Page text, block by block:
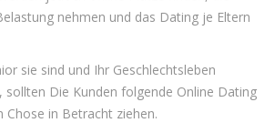
nehmen und das Dating je Eltern
sie sind und Ihr Geschlechtsleben
sollten Die Kunden folgende Online Dating
Chose in Betracht ziehen.